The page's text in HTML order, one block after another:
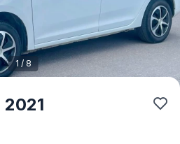
1 / 8
2021